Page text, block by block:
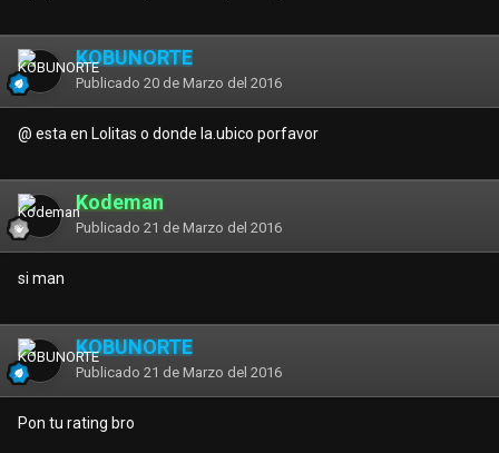
KOBUNORTE
Publicado 20 de Marzo del 2016
@ esta en Lolitas o donde la.ubico porfavor
Kodeman
Publicado 21 de Marzo del 2016
si man
KOBUNORTE
Publicado 21 de Marzo del 2016
Pon tu rating bro